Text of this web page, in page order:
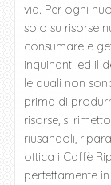
via. Per ogni
solo su risorse
consumare e
inquinanti ed il
le quali non
prima di
risorse, si
riusandoli,
ottica i Caffè
perfettamente